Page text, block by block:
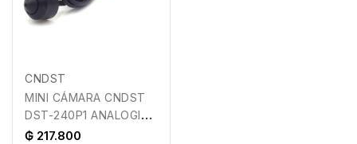
CNDST
MINI CÁMARA CNDST
DST-240P1 ANALOGICA
F3.600 B07478VJN3
₲ 217.800